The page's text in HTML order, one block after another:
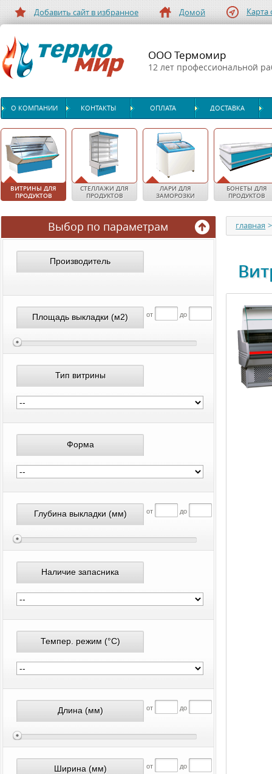
Добавить сайт в избранное Домой Карта
ООО Термомир
12 лет профессиональной
О КОМПАНИИ КОНТАКТЫ ОПЛАТА ДОСТАВКА
ВИТРИНЫ ДЛЯ
ПРОДУКТОВ
СТЕЛЛАЖИ ДЛЯ
ПРОДУКТОВ
ЛАРИ ДЛЯ
ЗАМОРОЗКИ
БОНЕТЫ ДЛЯ
ПРОДУКТОВ
главная >
Выбор по параметрам
Производитель
Площадь выкладки (м2) от до
Тип витрины
Форма
Глубина выкладки (мм) от до
Наличие запасника
Темпер. режим (°С)
Длина (мм) от до
Ширина (мм) от до